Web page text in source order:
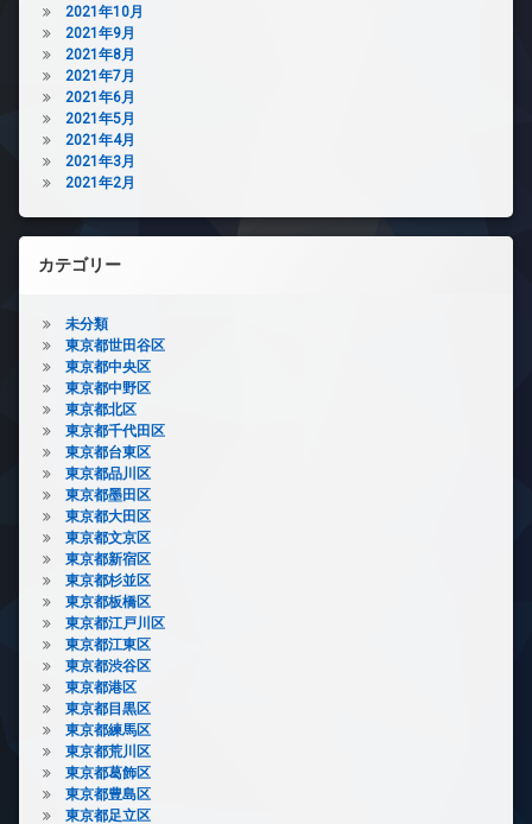
2021年10月
2021年9月
2021年8月
2021年7月
2021年6月
2021年5月
2021年4月
2021年3月
2021年2月
カテゴリー
未分類
東京都世田谷区
東京都中央区
東京都中野区
東京都北区
東京都千代田区
東京都台東区
東京都品川区
東京都墨田区
東京都大田区
東京都文京区
東京都新宿区
東京都杉並区
東京都板橋区
東京都江戸川区
東京都江東区
東京都渋谷区
東京都港区
東京都目黒区
東京都練馬区
東京都荒川区
東京都葛飾区
東京都豊島区
東京都足立区